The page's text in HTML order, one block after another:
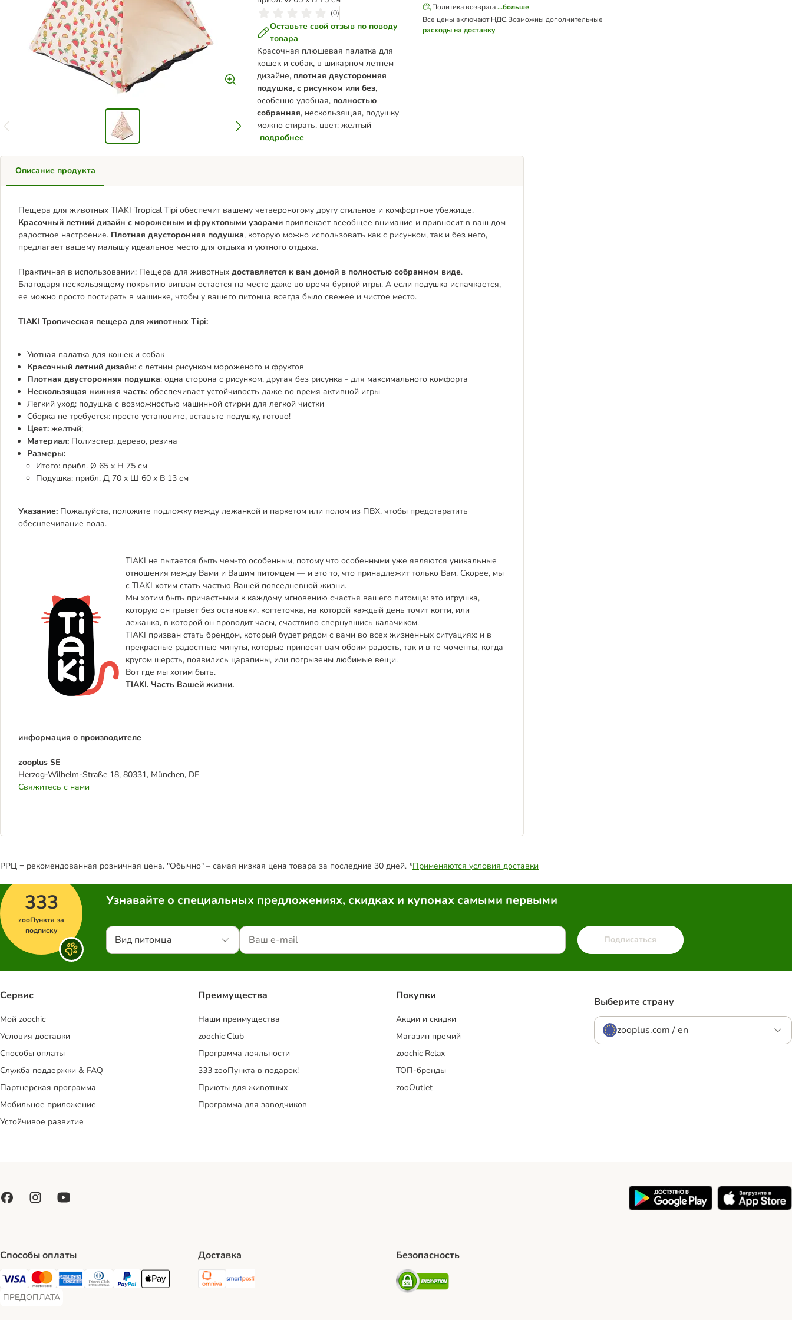
(0)
Оставьте свой отзыв по поводу
товара
Красочная плюшевая палатка для
кошек и собак, в шикарном летнем
дизайне, плотная двусторонняя
подушка, с рисунком или без,
особенно удобная, полностью
собранная, нескользящая, подушку
можно стирать, цвет: желтый
подробнее
Политика возврата...больше
Все цены включают НДС.Возможны дополнительные
расходы на доставку.
Описание продукта
Пещера для животных TIAKI Tropical Tipi обеспечит вашему четвероногому другу стильное и комфортное убежище.
Красочный летний дизайн с мороженым и фруктовыми узорами привлекает всеобщее внимание и привносит в ваш дом
радостное настроение. Плотная двусторонняя подушка, которую можно использовать как с рисунком, так и без него,
предлагает вашему малышу идеальное место для отдыха и уютного отдыха.
Практичная в использовании: Пещера для животных доставляется к вам домой в полностью собранном виде.
Благодаря нескользящему покрытию вигвам остается на месте даже во время бурной игры. А если подушка испачкается,
ее можно просто постирать в машинке, чтобы у вашего питомца всегда было свежее и чистое место.
TIAKI Тропическая пещера для животных Tipi:
Уютная палатка для кошек и собак
Красочный летний дизайн: с летним рисунком мороженого и фруктов
Плотная двусторонняя подушка: одна сторона с рисунком, другая без рисунка - для максимального комфорта
Нескользящая нижняя часть: обеспечивает устойчивость даже во время активной игры
Легкий уход: подушка с возможностью машинной стирки для легкой чистки
Сборка не требуется: просто установите, вставьте подушку, готово!
Цвет: желтый;
Материал: Полиэстер, дерево, резина
Размеры:
Итого: прибл. Ø 65 x H 75 см
Подушка: прибл. Д 70 x Ш 60 x В 13 см
Указание: Пожалуйста, положите подложку между лежанкой и паркетом или полом из ПВХ, чтобы предотвратить
обесцвечивание пола.
______________________________________________________________________________
TIAKI не пытается быть чем-то особенным, потому что особенными уже являются уникальные
отношения между Вами и Вашим питомцем — и это то, что принадлежит только Вам. Скорее, мы
с TIAKI хотим стать частью Вашей повседневной жизни.
Мы хотим быть причастными к каждому мгновению счастья вашего питомца: это игрушка,
которую он грызет без остановки, когтеточка, на которой каждый день точит когти, или
лежанка, в которой он проводит часы, счастливо свернувшись калачиком.
TIAKI призван стать брендом, который будет рядом с вами во всех жизненных ситуациях: и в
прекрасные радостные минуты, которые приносят вам обоим радость, так и в те моменты, когда
кругом шерсть, появились царапины, или погрызены любимые вещи.
Вот где мы хотим быть.
TIAKI. Часть Вашей жизни.
информация о производителе
zooplus SE
Herzog-Wilhelm-Straße 18, 80331, München, DE
Свяжитесь с нами
РРЦ = рекомендованная розничная цена. "Обычно" – самая низкая цена товара за последние 30 дней. *Применяются условия доставки
333
zooПункта за
подписку
Узнавайте о специальных предложениях, скидках и купонах самыми первыми
Вид питомца Подписаться
Сервис
Mой zoochic
Условия доставки
Способы оплаты
Служба поддержки & FAQ
Партнерская программа
Мобильное приложение
Устойчивое развитие
Преимуществa
Наши преимущества
zoochic Club
Программа лояльности
333 zooПункта в подарок!
Приюты для животных
Программа для заводчиков
Покупки
Акции и скидки
Магазин премий
zoochic Relax
ТОП-бренды
zooOutlet
Выберите страну
zooplus.com / en
Способы оплаты
Visa Payment Method
Mastercard Payment Method
American Express Payment Method
Diners Club Payment Method
PayPal Payment Method
Apple Pay Payment Method
ПРЕДОПЛАТА
ПРЕДОПЛАТА Payment Method
Доставка
Omniva Shipping Method
SmartPosti Shipping Method
Безопасность
Security